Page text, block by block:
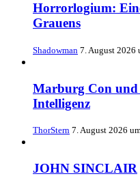
Horrorlogium:
Grauens
Shadowman 7. August 2026
Marburg Con und
Intelligenz
ThorStern 7. August 2026
JOHN SINCLAIR